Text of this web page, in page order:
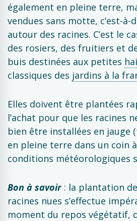
également en pleine terre,
vendues sans motte, c’est-à-
autour des racines. C’est le
des rosiers, des fruitiers et
buis destinées aux petites
classiques des jardins à la
Elles doivent être plantées
l’achat pour que les racines
bien être installées en jauge
en pleine terre dans un coin
conditions météorologiques
Bon à savoir : la plantation
racines nues s’effectue
moment du repos végétatif,